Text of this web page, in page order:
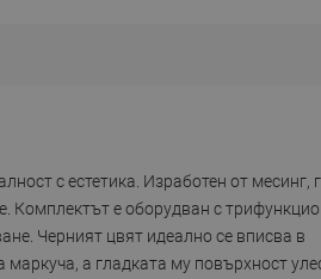
с естетика. Изработен от месинг,
Комплектът е оборудван с
Черният цвят идеално се вписва в
а гладката му повърхност